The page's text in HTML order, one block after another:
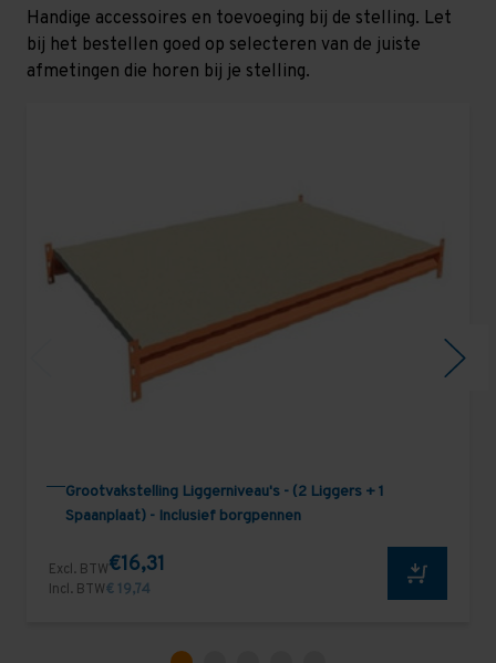
Handige accessoires en toevoeging bij de stelling. Let
bij het bestellen goed op selecteren van de juiste
afmetingen die horen bij je stelling.
Grootvakstelling Liggerniveau's - (2 Liggers + 1
Spaanplaat) - Inclusief borgpennen
Excl. BTW€16,31
Incl. BTW€ 19,74